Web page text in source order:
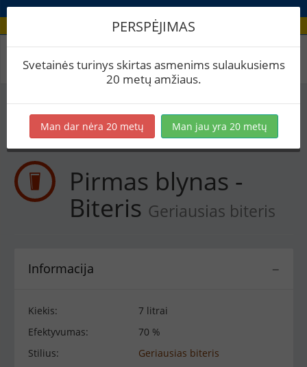
Receptas / Pirmas blynas - Biteris
Virimai (1)
BeerXML
Pirmas blynas -
Biteris Geriausias biteris
−
Informacija
Kiekis:
7 litrai
Efektyvumas:
70 %
Stilius:
Geriausias biteris
PERSPĖJIMAS
Svetainės turinys skirtas asmenims sulaukusiems
20 metų amžiaus.
Man dar nėra 20 metų Man jau yra 20 metų